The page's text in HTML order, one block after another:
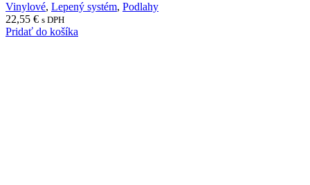
Vinylové, Lepený systém, Podlahy
22,55 € s DPH
Pridať do košíka